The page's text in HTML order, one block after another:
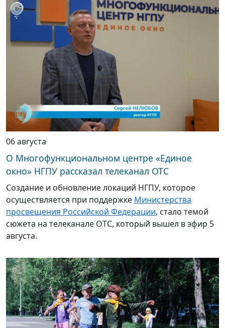
06 августа
О Многофункциональном центре «Единое
окно» НГПУ рассказал телеканал ОТС
Создание и обновление локаций НГПУ, которое
осуществляется при поддержке Министерства
просвещения Российской Федерации, стало темой
сюжета на телеканале ОТС, который вышел в эфир 5
августа.